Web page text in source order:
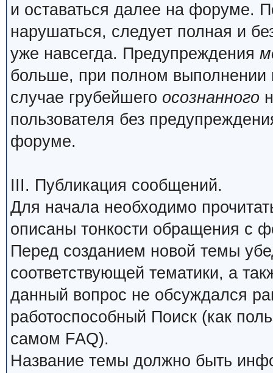
и оставаться далее на форуме.
нарушаться, следует полная и
уже навсегда. Предупреждения
больше, при полном
случае грубейшего осознанного
пользователя без
форуме.
III. Публикация сообщений.
Для начала необходимо
описаны тонкости обращения с
Перед созданием новой темы
соответствующей тематики, а
данный вопрос не обсуждался
работоспособный Поиск (как
самом FAQ).
Название темы должно быть